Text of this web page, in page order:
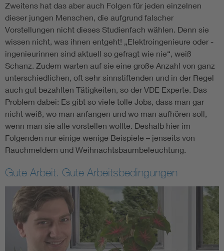
Zweitens hat das aber auch Folgen für jeden einzelnen
dieser jungen Menschen, die aufgrund falscher
Vorstellungen nicht dieses Studienfach wählen. Denn sie
wissen nicht, was ihnen entgeht! „Elektroingenieure oder -
ingenieurinnen sind aktuell so gefragt wie nie“, weiß
Schanz. Zudem warten auf sie eine große Anzahl von ganz
unterschiedlichen, oft sehr sinnstiftenden und in der Regel
auch gut bezahlten Tätigkeiten, so der VDE Experte. Das
Problem dabei: Es gibt so viele tolle Jobs, dass man gar
nicht weiß, wo man anfangen und wo man aufhören soll,
wenn man sie alle vorstellen wollte. Deshalb hier im
Folgenden nur einige wenige Beispiele – jenseits von
Rauchmeldern und Weihnachtsbaumbeleuchtung.
Gute Arbeit. Gute Arbeitsbedingungen